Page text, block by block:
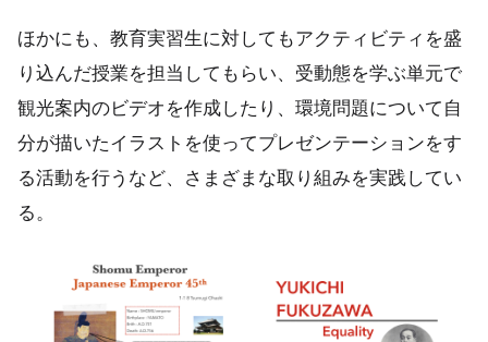
ほかにも、教育実習生に対してもアクティビティを盛
り込んだ授業を担当してもらい、受動態を学ぶ単元で
観光案内のビデオを作成したり、環境問題について自
分が描いたイラストを使ってプレゼンテーションをす
る活動を行うなど、さまざまな取り組みを実践してい
る。